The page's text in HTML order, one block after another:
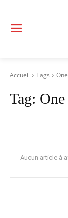
Accueil Tags
Tag:
Aucun article à